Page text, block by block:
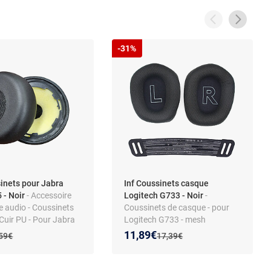
pour Jabra
- Noir- Accessoire
audio - Coussinets
PU - Pour Jabra
prix :
prix :
de :
Inf Coussinets casque
Logitech G733 - Noir-
Coussinets de casque - pour
Logitech G733 - mesh
respirant - oreillettes et arceau
Ancien prix :
17,39€
Nouveau prix :
11,89€
Réduction de :
-31%